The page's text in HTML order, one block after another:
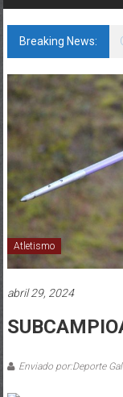
Breaking News:
Atletismo
abril 29, 2024
Enviado por:Deporte